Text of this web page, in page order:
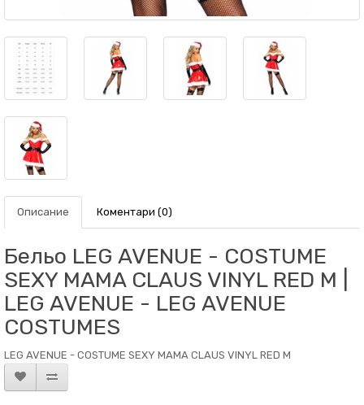
Описание Коментари (0)
Бельо LEG AVENUE - COSTUME
SEXY MAMA CLAUS VINYL RED M |
LEG AVENUE - LEG AVENUE
COSTUMES
LEG AVENUE - COSTUME SEXY MAMA CLAUS VINYL RED M